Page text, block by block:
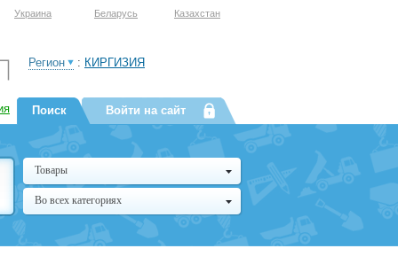
Украина Беларусь Казахстан
Регион : КИРГИЗИЯ
Поиск Войти на сайт
Товары
Во всех категориях